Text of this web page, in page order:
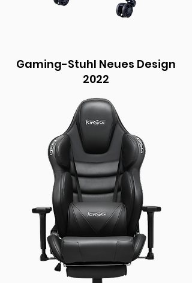
Gaming-Stuhl Neues Design
2022